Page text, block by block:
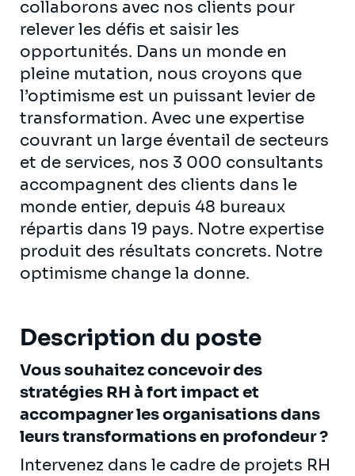
collaborons avec nos clients pour
relever les défis et saisir les
opportunités. Dans un monde en
pleine mutation, nous croyons que
l’optimisme est un puissant levier de
transformation. Avec une expertise
couvrant un large éventail de secteurs
et de services, nos 3 000 consultants
accompagnent des clients dans le
monde entier, depuis 48 bureaux
répartis dans 19 pays. Notre expertise
produit des résultats concrets. Notre
optimisme change la donne.
Description du poste
Vous souhaitez concevoir des
stratégies RH à fort impact et
accompagner les organisations dans
leurs transformations en profondeur ?
Intervenez dans le cadre de projets RH